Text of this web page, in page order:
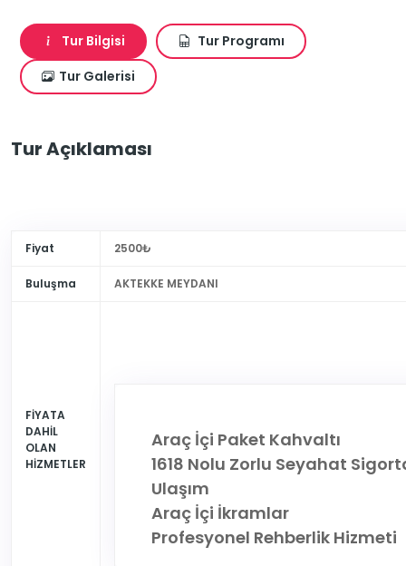
Tur Bilgisi
Tur Programı
Tur Galerisi
Tur Açıklaması
Fiyat 2500₺
Buluşma AKTEKKE MEYDANI
FİYATA
DAHİL
OLAN
HİZMETLER
Araç İçi Paket Kahvaltı
1618 Nolu Zorlu Seyahat
Ulaşım
Araç İçi İkramlar
Profesyonel Rehberlik Hizmeti